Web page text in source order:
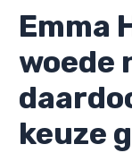
Emma
woede
keuze